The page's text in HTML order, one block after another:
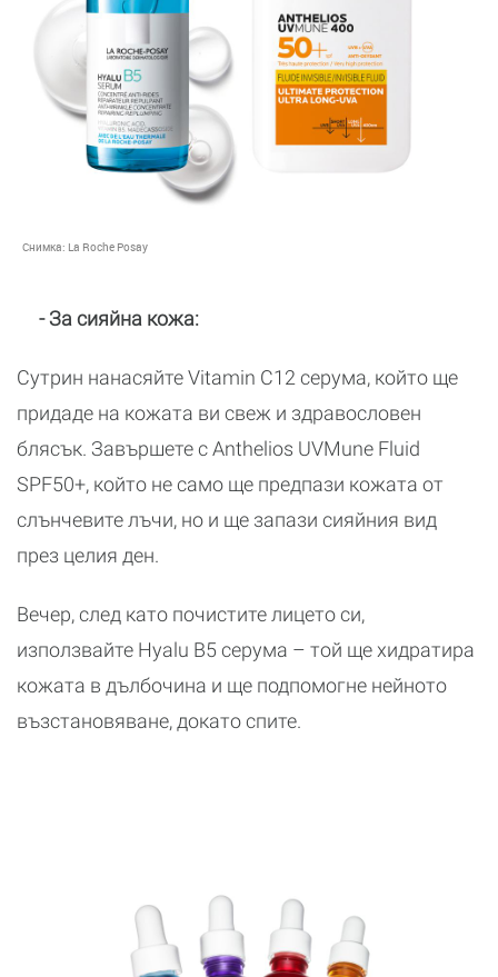
Снимка: La Roche Posay
- За сияйна кожа:
Сутрин нанасяйте Vitamin C12 серума, който ще
придаде на кожата ви свеж и здравословен
блясък. Завършете с Anthelios UVMune Fluid
SPF50+, който не само ще предпази кожата от
слънчевите лъчи, но и ще запази сияйния вид
през целия ден.
Вечер, след като почистите лицето си,
използвайте Hyalu B5 серума – той ще хидратира
кожата в дълбочина и ще подпомогне нейното
възстановяване, докато спите.